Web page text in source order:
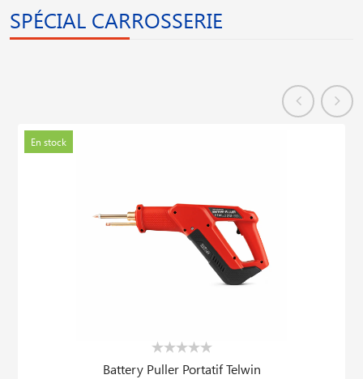
SPÉCIAL CARROSSERIE
En stock
Battery Puller Portatif Telwin